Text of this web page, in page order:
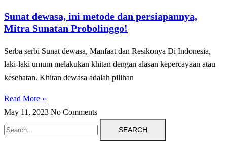
Sunat dewasa, ini metode dan persiapannya,
Mitra Sunatan Probolinggo!
Serba serbi Sunat dewasa, Manfaat dan Resikonya Di Indonesia,
laki-laki umum melakukan khitan dengan alasan kepercayaan atau
kesehatan. Khitan dewasa adalah pilihan
Read More »
May 11, 2023 No Comments
SEARCH